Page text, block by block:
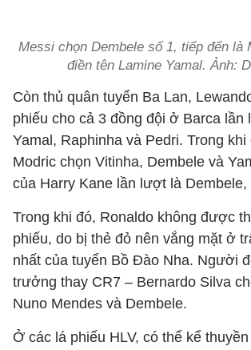
Messi chọn Dembele số 1, tiếp đến là
điền tên Lamine Yamal. Ảnh:
Còn thủ quân tuyển Ba Lan,
phiếu cho cả 3 đồng đội ở Barca lần
Yamal, Raphinha và Pedri. Trong khi
Modric chọn Vitinha, Dembele và
của Harry Kane lần lượt là Dembele,
Trong khi đó, Ronaldo không được
phiếu, do bị thẻ đỏ nên vắng mặt ở
nhất của tuyển Bồ Đào Nha. Người
trưởng thay CR7 – Bernardo Silva
Nuno Mendes và Dembele.
Ở các lá phiếu HLV, có thể kể